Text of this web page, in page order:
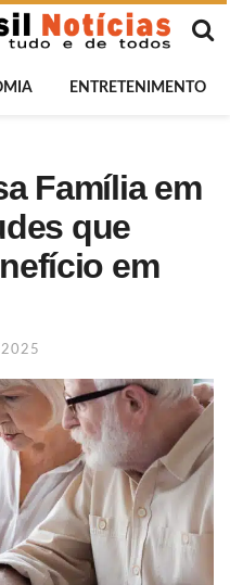
ENTRETENIMENTO
Família em
que
em